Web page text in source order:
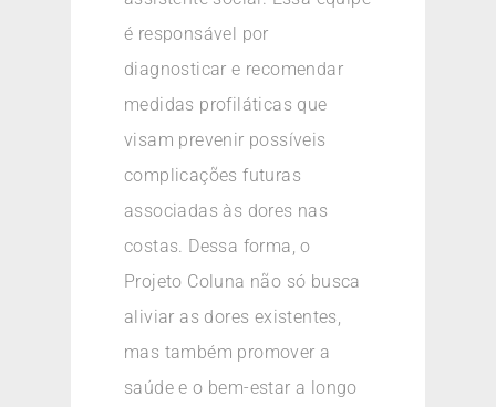
é responsável por
diagnosticar e recomendar
medidas profiláticas que
visam prevenir possíveis
complicações futuras
associadas às dores nas
costas. Dessa forma, o
Projeto Coluna não só busca
aliviar as dores existentes,
mas também promover a
saúde e o bem-estar a longo